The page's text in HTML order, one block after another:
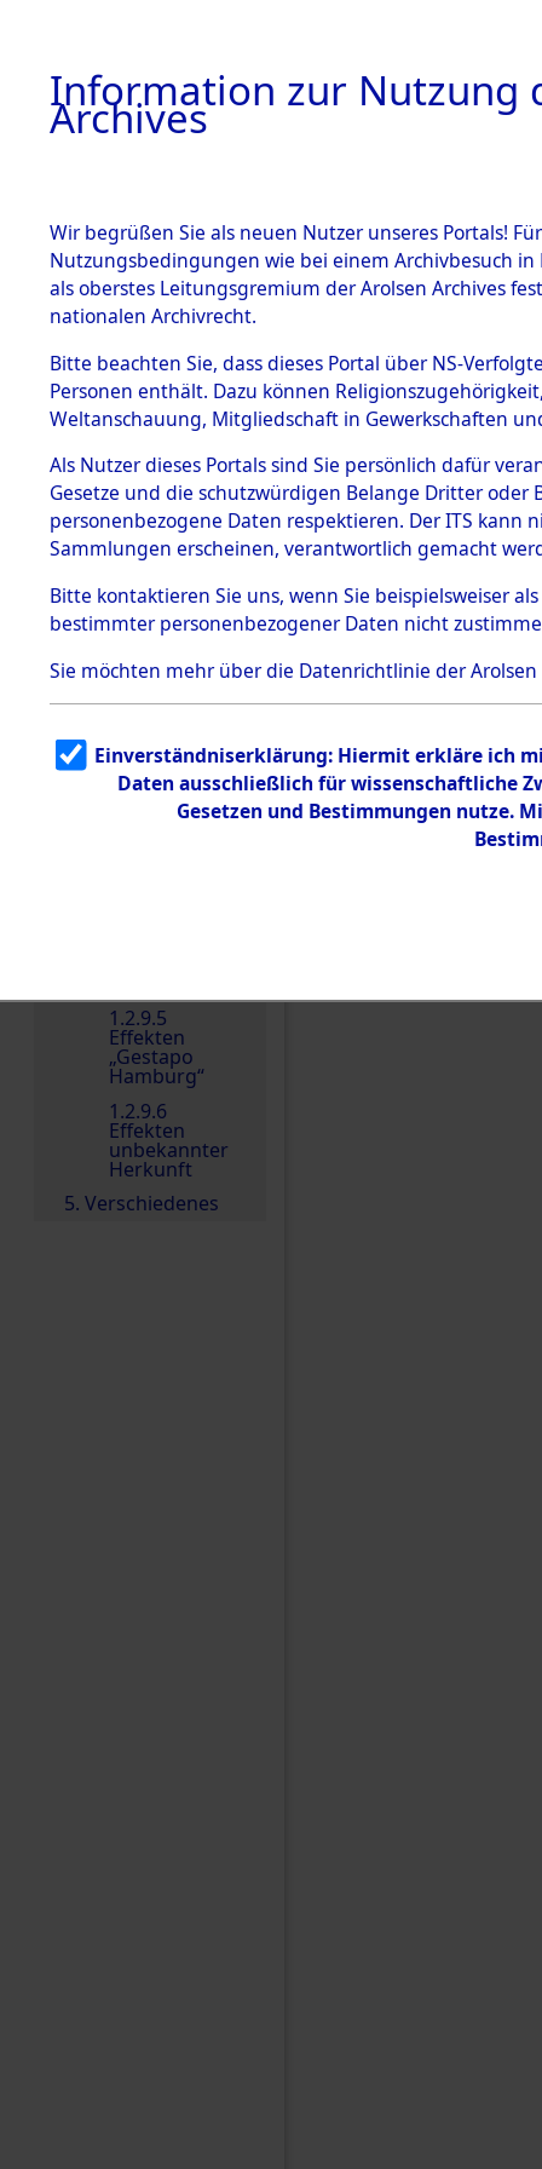
BESTÄNDE
1.
Inhaftierungsdoku
mente
1.2.9 Beim ITS
Effekten
1.2.9.1
Effekten aus
dem KZ
Dachau
1.2.9.2
Effekten aus
dem KZ
Bayerisches
1.2.9.3
Effekten aus
dem KZ
Neuengamm
1.2.9.5
Effekten
„Gestapo
Hamburg“
1.2.9.6
Effekten
unbekannter
Herkunft
5. Verschiedenes
0004
Information zur Nutzung
Archives
Wir begrüßen Sie als neuen Nutzer unseres Portals!
Nutzungsbedingungen wie bei einem Archivbesuch
als oberstes Leitungsgremium der Arolsen Archives
nationalen Archivrecht.
Bitte beachten Sie, dass dieses Portal über NS-
Personen enthält. Dazu können
Weltanschauung, Mitgliedschaft in Gewerkschaften
Als Nutzer dieses Portals sind Sie persönlich dafür
Gesetze und die schutzwürdigen Belange Dritter
personenbezogene Daten respektieren. Der ITS
Sammlungen erscheinen, verantwortlich gemacht
Bitte kontaktieren Sie uns, wenn Sie beispielsweiser
bestimmter personenbezogener Daten nicht
Sie möchten mehr über die Datenrichtlinie der Arolsen
Einverständniserklärung: Hiermit erkläre ich
Daten ausschließlich für wissenschaftliche
Gesetzen und Bestimmungen nutze.